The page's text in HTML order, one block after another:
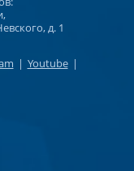
д. 1
| Youtube |